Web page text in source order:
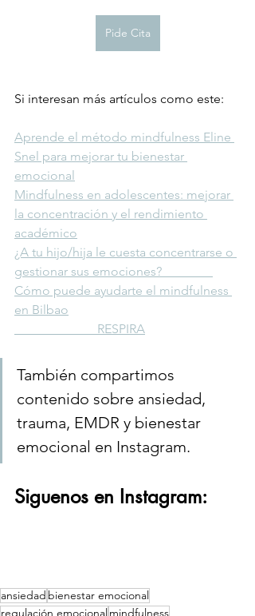
Pide Cita
Si interesan más artículos como este:
Aprende el método mindfulness Eline
Snel para mejorar tu bienestar
emocional
Mindfulness en adolescentes: mejorar
la concentración y el rendimiento
académico
¿A tu hijo/hija le cuesta concentrarse o
gestionar sus emociones?
Cómo puede ayudarte el mindfulness
en Bilbao
                          RESPIRA
También compartimos
contenido sobre ansiedad,
trauma, EMDR y bienestar
emocional en Instagram.
Siguenos en Instagram:
ansiedad bienestar emocional
regulación emocionalmindfulness